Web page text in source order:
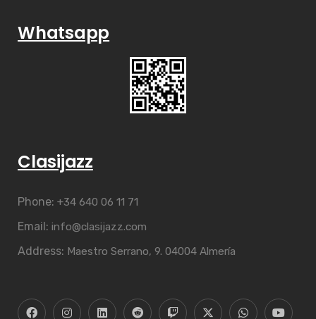
Whatsapp
Clasijazz
Phone: +34 640 06 11 71
Email: info@clasijazz.com
Address: Maestro Serrano, 9. 04004 Almería